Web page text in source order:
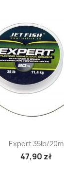
Expert 35lb/20m
47,90 zł